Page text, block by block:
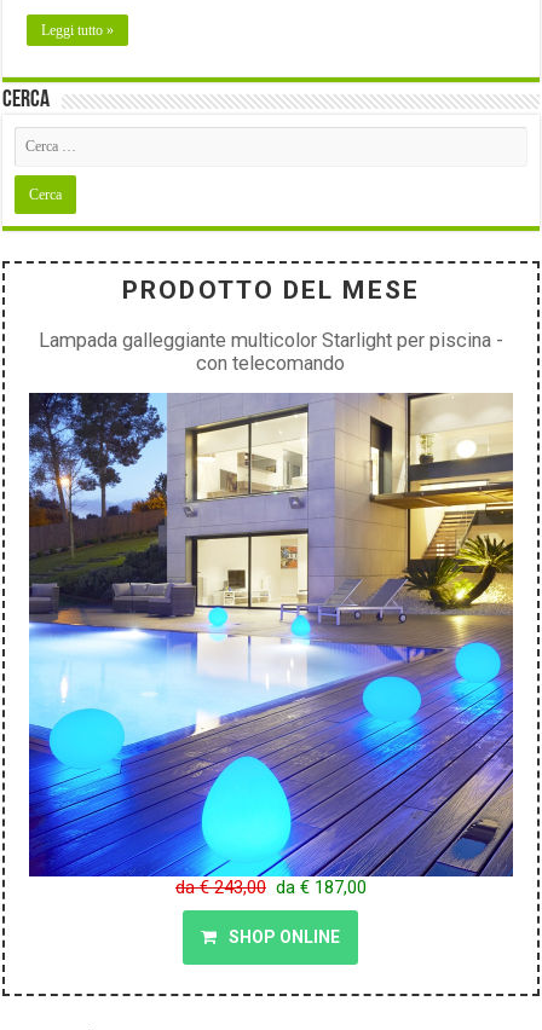
Leggi tutto »
Cerca
PRODOTTO DEL MESE
Lampada galleggiante multicolor Starlight per piscina -
con telecomando
da € 243,00 da € 187,00
SHOP ONLINE